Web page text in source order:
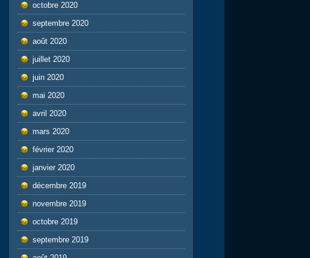
octobre 2020
septembre 2020
août 2020
juillet 2020
juin 2020
mai 2020
avril 2020
mars 2020
février 2020
janvier 2020
décembre 2019
novembre 2019
octobre 2019
septembre 2019